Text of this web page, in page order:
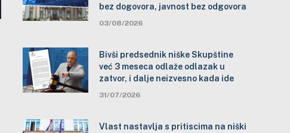
bez dogovora, javnost bez odgovora
03/08/2026
Bivši predsednik niške Skupštine
već 3 meseca odlaže odlazak u
zatvor, i dalje neizvesno kada ide
31/07/2026
Vlast nastavlja s pritiscima na niški